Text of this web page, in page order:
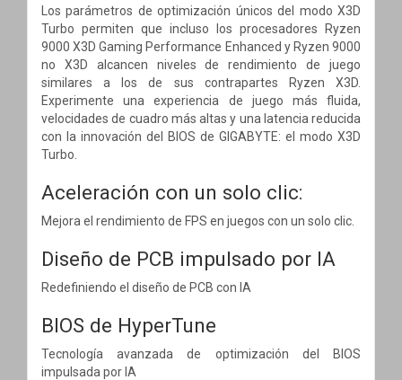
Los parámetros de optimización únicos del modo X3D
Turbo permiten que incluso los procesadores Ryzen
9000 X3D Gaming Performance Enhanced y Ryzen 9000
no X3D alcancen niveles de rendimiento de juego
similares a los de sus contrapartes Ryzen X3D.
Experimente una experiencia de juego más fluida,
velocidades de cuadro más altas y una latencia reducida
con la innovación del BIOS de GIGABYTE: el modo X3D
Turbo.
Aceleración con un solo clic:
Mejora el rendimiento de FPS en juegos con un solo clic.
Diseño de PCB impulsado por IA
Redefiniendo el diseño de PCB con IA
BIOS de HyperTune
Tecnología avanzada de optimización del BIOS
impulsada por IA